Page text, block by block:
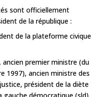
sont officiellement
de la république :
de la plateforme civique
ancien premier ministre (du
1997), ancien ministre des
président de la diète
gauche démocratique (sld),